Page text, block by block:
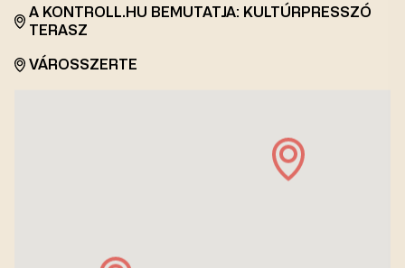
A KONTROLL.HU BEMUTATJA: KULTÚRPRESSZÓ
TERASZ
VÁROSSZERTE